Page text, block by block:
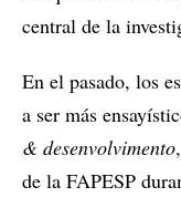
central de la
En el pasado, los
a ser más
& desenvolvimento
de la FAPESP